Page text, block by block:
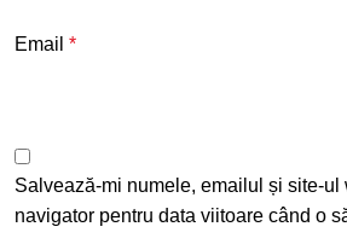
Email *
Salvează-mi numele, emailul și site-ul
navigator pentru data viitoare când o